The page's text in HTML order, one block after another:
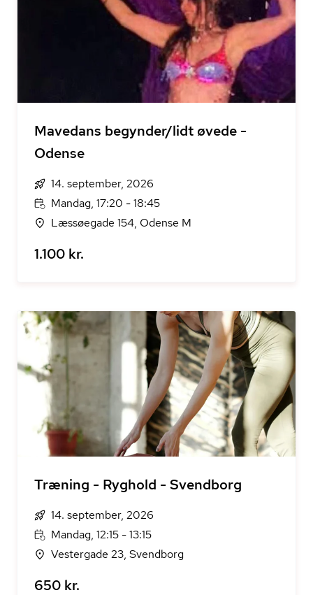
Mavedans begynder/lidt øvede -
Odense
14. september, 2026
Mandag, 17:20 - 18:45
Læssøegade 154, Odense M
1.100 kr.
Træning - Ryghold - Svendborg
14. september, 2026
Mandag, 12:15 - 13:15
Vestergade 23, Svendborg
650 kr.